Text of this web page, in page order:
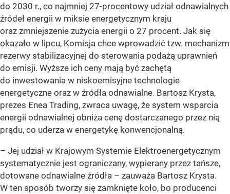
do 2030 r., co najmniej 27-procentowy udział odnawialnych
źródeł energii w miksie energetycznym kraju
oraz zmniejszenie zużycia energii o 27 procent. Jak się
okazało w lipcu, Komisja chce wprowadzić tzw. mechanizm
rezerwy stabilizacyjnej do sterowania podażą uprawnień
do emisji. Wyższe ich ceny mają być zachętą
do inwestowania w niskoemisyjne technologie
energetyczne oraz w źródła odnawialne. Bartosz Krysta,
prezes Enea Trading, zwraca uwagę, że system wsparcia
energii odnawialnej obniża cenę dostarczanego przez nią
prądu, co uderza w energetykę konwencjonalną.
– Jej udział w Krajowym Systemie Elektroenergetycznym
systematycznie jest ograniczany, wypierany przez tańsze,
dotowane odnawialne źródła – zauważa Bartosz Krysta.
W ten sposób tworzy się zamknięte koło, bo producenci